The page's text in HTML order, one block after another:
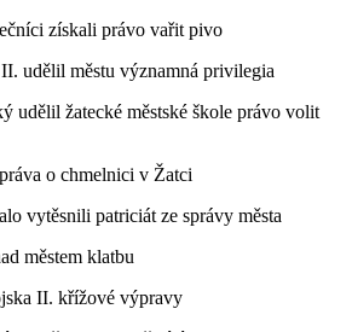
získali právo vařit pivo
udělil městu významná privilegia
udělil žatecké městské škole právo volit
o chmelnici v Žatci
vytěsnili patriciát ze správy města
městem klatbu
II. křížové výpravy